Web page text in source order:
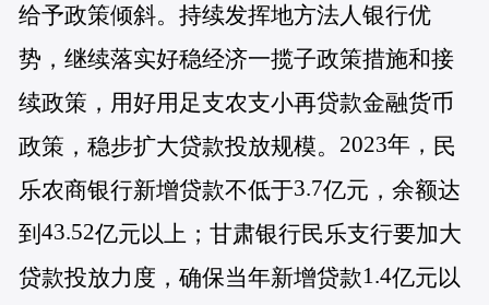
给予政策倾斜。持续发挥地方法人银行优
势，继续落实好稳经济一揽子政策措施和接
续政策，用好用足支农支小再贷款金融货币
政策，稳步扩大贷款投放规模。 2023年， 民
乐农商银行新增贷款不低于3.7亿元，余额达
到43.52亿元以上；甘肃银行民乐支行要加大
贷款投放力度，确保当年新增贷款1.4亿元以